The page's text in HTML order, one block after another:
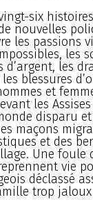
six
nouvelles
les passions
les
d’argent, les
blessures
et
les Assises
disparu
maçons
et des
Une foule
vie
déclassé
trop